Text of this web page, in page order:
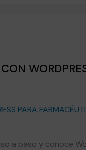
PARA
a paso y conoce